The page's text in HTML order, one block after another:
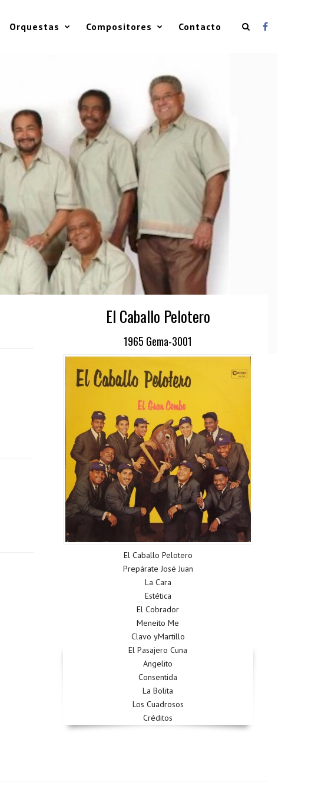
Orquestas Compositores Contacto
El Caballo Pelotero
1965 Gema-3001
El Caballo Pelotero
Prepárate José Juan
La Cara
Estética
El Cobrador
Meneito Me
Clavo yMartillo
El Pasajero Cuna
Angelito
Consentida
La Bolita
Los Cuadrosos
Créditos